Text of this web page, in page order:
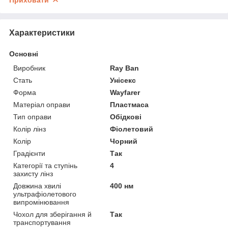
Характеристики
Основні
Виробник
Ray Ban
Стать
Унісекс
Форма
Wayfarer
Матеріал оправи
Пластмаса
Тип оправи
Обідкові
Колір лінз
Фіолетовий
Колір
Чорний
Градієнти
Так
Категорії та ступінь
захисту лінз
4
Довжина хвилі
ультрафіолетового
випромінювання
400 нм
Чохол для зберігання й
транспортування
Так